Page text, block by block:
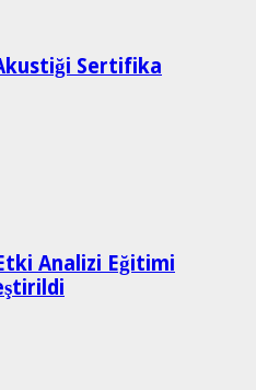
Sertifika
Analizi Eğitimi